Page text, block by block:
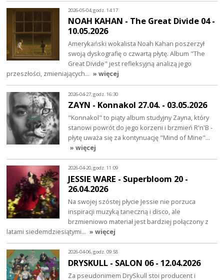
2026-05-04, godz. 14:17
NOAH KAHAN - The Great Divide 04 -
10.05.2026
Amerykański wokalista Noah Kahan poszerzył
swoją dyskografię o czwartą płytę. Album "The
Great Divide" jest refleksyjną analizą jego
przeszłości, zmieniających… » więcej
2026-04-27, godz. 16:30
ZAYN - Konnakol 27.04. - 03.05.2026
"Konnakol" to piąty album studyjny Zayna, który
stanowi powrót do jego korzeni i brzmień R'n'B -
płytę uważa się za kontynuację "Mind of Mine"…
» więcej
2026-04-20, godz. 11:09
JESSIE WARE - Superbloom 20 -
26.04.2026
Na swojej szóstej płycie Jessie nie porzuca
inspiracji muzyką taneczną i disco, ale
brzmieniowo materiał jest bardziej połączony z
latami siedemdziesiątymi… » więcej
2026-04-06, godz. 09:58
DRYSKULL - SALON 06 - 12.04.2026
Za pseudonimem DrySkull stoi producent i